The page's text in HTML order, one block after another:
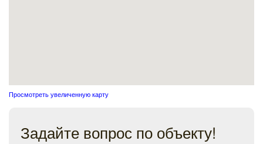
Просмотреть увеличенную карту
Задайте вопрос по объекту!